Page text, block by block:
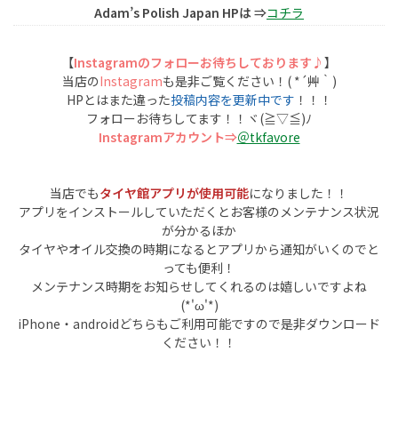
Adam’s Polish Japan HPは ⇒コチラ
【Instagramのフォローお待ちしております♪ 】
当店のInstagramも是非ご覧ください！( *´艸｀)
HPとはまた違った投稿内容を更新中です ！！！
フォローお待ちしてます！！ヾ(≧▽≦)ﾉ
Instagramアカウント⇒＠tkfavore
当店でもタイヤ館アプリが使用可能になりました！！
アプリをインストールしていただくとお客様のメンテナンス状況
が分かるほか
タイヤやオイル交換の時期になるとアプリから通知がいくのでと
っても便利！
メンテナンス時期をお知らせしてくれるのは嬉しいですよね
(*'ω'*)
iPhone・androidどちらもご利用可能ですので是非ダウンロード
ください！！